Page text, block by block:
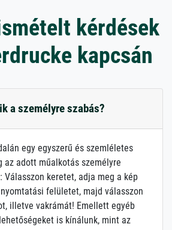
kérdések
kapcsán
a személyre szabás?
egy egyszerű és szemléletes
az adott műalkotás személyre
keretet, adja meg a kép
felületet, majd válasszon
illetve vakrámát! Emellett egyéb
is kínálunk, mint az